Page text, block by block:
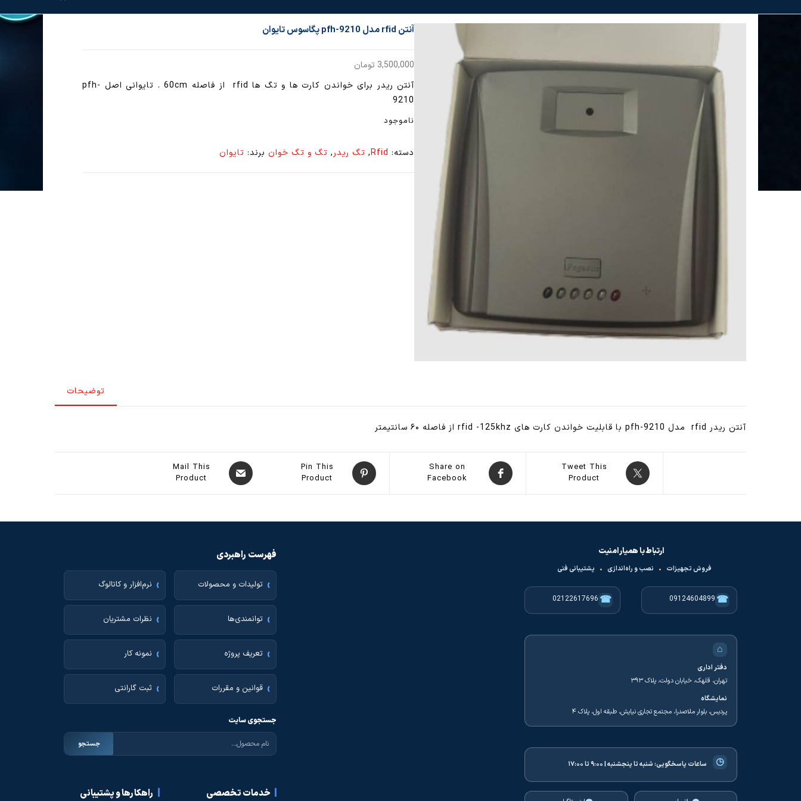
آنتن rfid مدل pfh-9210 پگاسوس تایوان
3,500,000 تومان
آنتن ریدر برای خواندن کارت ها و تگ ها rfid از فاصله 60cm . تایوانی اصل pfh-
9210
ناموجود
دسته: Rfid
, تگ ریدر, تگ و تگ خوان برند: تایوان
توضیحات
آنتن ریدر rfid مدل pfh-9210 با قابلیت خواندن کارت های rfid -125khz از فاصله ۶۰ سانتیمتر
Tweet This
Product
Share on
Facebook
Pin This
Product
Mail This
Product
ارتباط با همیار امنیت
فروش تجهیزات • نصب و راه‌اندازی • پشتیبانی فنی
☎
09124604899
☎
02122617696
⌂
دفتر اداری
تهران، قلهک، خیابان دولت، پلاک ۳۹۳
نمایشگاه
پردیس، بلوار ملاصدرا، مجتمع تجاری نیایش، طبقه اول، پلاک ۴
◷ ساعات پاسخگویی:شنبه تا پنجشنبه | ۹:۰۰ تا ۱۷:۰۰
فهرست راهبردی
تولیدات و محصولات نرم‌افزار و کاتالوگ
توانمندی‌ها نظرات مشتریان
تعریف پروژه نمونه کار
قوانین و مقررات ثبت گارانتی
جستجوی سایت
جستجو
خدمات تخصصی راهکارها و پشتیبانی